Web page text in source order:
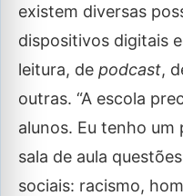
existem diversas
dispositivos digitais
leitura, de podcast,
outras. “A escola
alunos. Eu tenho
sala de aula
sociais: racismo,